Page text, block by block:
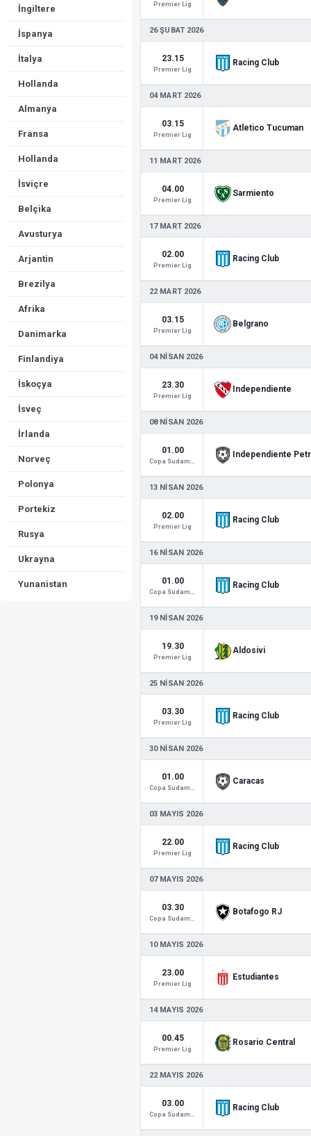
İngiltere
İspanya
İtalya
Hollanda
Almanya
Fransa
Hollanda
İsviçre
Belçika
Avusturya
Arjantin
Brezilya
Afrika
Danimarka
Finlandiya
İskoçya
İsveç
İrlanda
Norveç
Polonya
Portekiz
Rusya
Ukrayna
Yunanistan
Premier Lig
26 ŞUBAT 2026
23.15
Premier Lig
Racing Club
04 MART 2026
03.15
Premier Lig
Atletico Tucuman
11 MART 2026
04.00
Premier Lig
Sarmiento
17 MART 2026
02.00
Premier Lig
Racing Club
22 MART 2026
03.15
Premier Lig
Belgrano
04 NISAN 2026
23.30
Premier Lig
Independiente
08 NISAN 2026
01.00 Independiente
13 NISAN 2026
02.00
Premier Lig
Racing Club
16 NISAN 2026
01.00 Racing Club
19 NISAN 2026
19.30
Premier Lig
Aldosivi
25 NISAN 2026
03.30
Premier Lig
Racing Club
30 NISAN 2026
01.00 Caracas
03 MAYIS 2026
22.00
Premier Lig
Racing Club
07 MAYIS 2026
03.30 Botafogo RJ
10 MAYIS 2026
23.00
Premier Lig
Estudiantes
14 MAYIS 2026
00.45
Premier Lig
Rosario Central
22 MAYIS 2026
03.00 Racing Club